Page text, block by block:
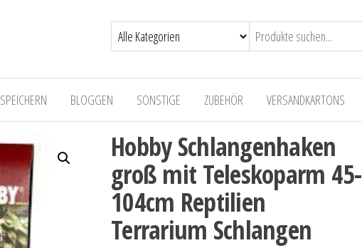
SPEICHERN BLOGGEN SONSTIGE ZUBEHÖR VERSANDKARTONS
Hobby Schlangenhaken
groß mit Teleskoparm 45-
104cm Reptilien
Terrarium Schlangen